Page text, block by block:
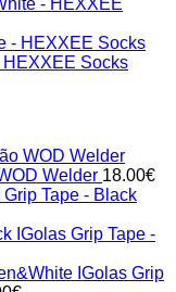
Socks
Welder 18.00€
Grip Tape - Black
IGolas Grip Tape -
IGolas Grip